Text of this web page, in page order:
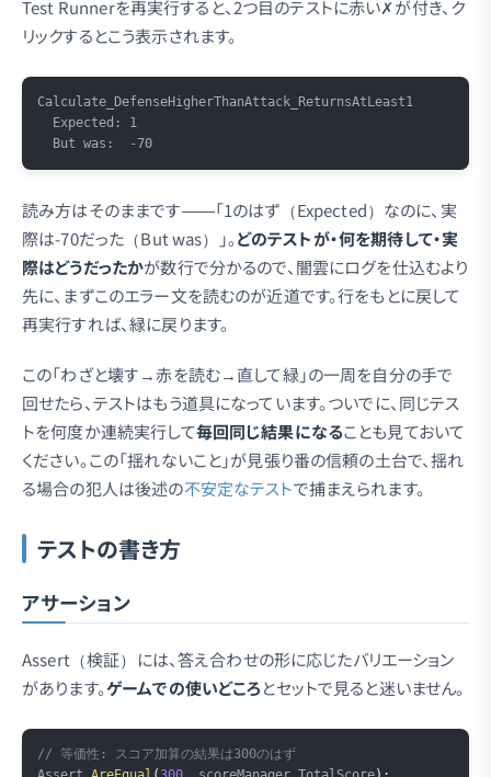
Test Runnerを再実行すると、2つ目のテストに赤い✗が付き、ク
リックするとこう表示されます。
Calculate_DefenseHigherThanAttack_ReturnsAtLeast1
  Expected: 1
読み方はそのままです——「1のはず（Expected）なのに、実
際は-70だった（But was）」。どのテストが・何を期待して・実
際はどうだったかが数行で分かるので、闇雲にログを仕込むより
先に、まずこのエラー文を読むのが近道です。行をもとに戻して
再実行すれば、緑に戻ります。
この「わざと壊す→赤を読む→直して緑」の一周を自分の手で
回せたら、テストはもう道具になっています。ついでに、同じテス
トを何度か連続実行して毎回同じ結果になることも見ておいて
ください。この「揺れないこと」が見張り番の信頼の土台で、揺れ
る場合の犯人は後述の不安定なテストで捕まえられます。
テストの書き方
アサーション
Assert（検証）には、答え合わせの形に応じたバリエーション
があります。ゲームでの使いどころとセットで見ると迷いません。
// 等価性: スコア加算の結果は300のはず